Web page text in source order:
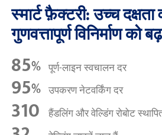
स्मार्ट फ़ैक्टरी: उच्च
गुणवत्तापूर्ण विनिर्माण को
85% पूर्ण-लाइन स्वचालन दर
95% उपकरण नेटवर्किंग दर
310 हैंडलिंग और वेल्डिंग रोबोट